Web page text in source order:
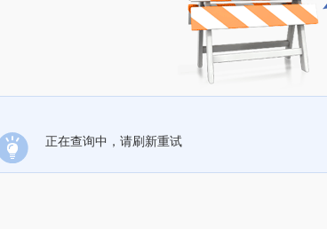
正在查询中，请刷新重试